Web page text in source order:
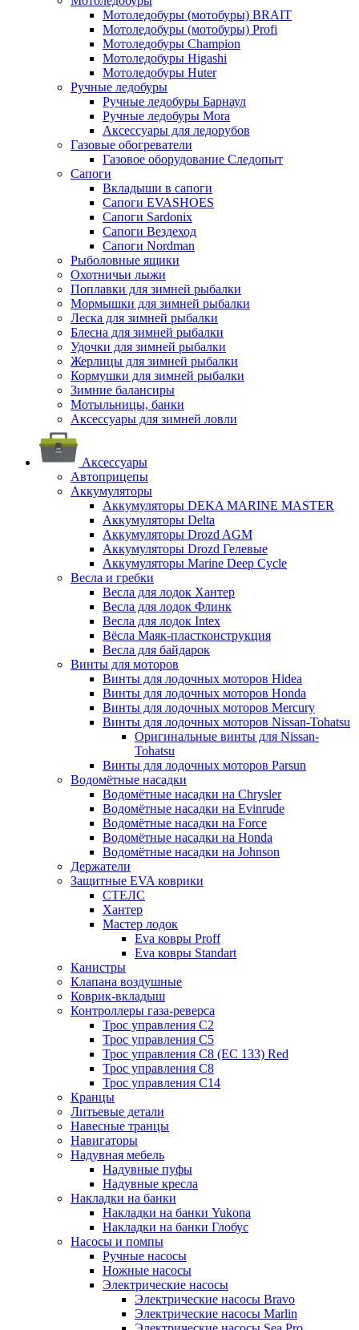
Мотоледобуры (мотобуры) BRAIT
Мотоледобуры (мотобуры) Profi
Мотоледобуры Champion
Мотоледобуры Higashi
Мотоледобуры Huter
Ручные ледобуры
Ручные ледобуры Барнаул
Ручные ледобуры Mora
Аксессуары для ледорубов
Газовые обогреватели
Газовое оборудование Следопыт
Сапоги
Вкладыши в сапоги
Сапоги EVASHOES
Сапоги Sardonix
Сапоги Вездеход
Сапоги Nordman
Рыболовные ящики
Охотничьи лыжи
Поплавки для зимней рыбалки
Мормышки для зимней рыбалки
Леска для зимней рыбалки
Блесна для зимней рыбалки
Удочки для зимней рыбалки
Жерлицы для зимней рыбалки
Кормушки для зимней рыбалки
Зимние балансиры
Мотыльницы, банки
Аксессуары для зимней ловли
Аксессуары
Автоприцепы
Аккумуляторы
Аккумуляторы DEKA MARINE MASTER
Аккумуляторы Delta
Аккумуляторы Drozd AGM
Аккумуляторы Drozd Гелевые
Аккумуляторы Marine Deep Cycle
Весла и гребки
Весла для лодок Хантер
Весла для лодок Флинк
Весла для лодок Intex
Вёсла Маяк-пластконструкция
Весла для байдарок
Винты для моторов
Винты для лодочных моторов Hidea
Винты для лодочных моторов Honda
Винты для лодочных моторов Mercury
Винты для лодочных моторов Nissan-Tohatsu
Оригинальные винты для Nissan-
Tohatsu
Винты для лодочных моторов Parsun
Водомётные насадки
Водомётные насадки на Chrysler
Водомётные насадки на Evinrude
Водомётные насадки на Force
Водомётные насадки на Honda
Водомётные насадки на Johnson
Держатели
Защитные EVA коврики
СТЕЛС
Хантер
Мастер лодок
Eva ковры Proff
Eva ковры Standart
Канистры
Клапана воздушные
Коврик-вкладыш
Контроллеры газа-реверса
Трос управления C2
Трос управления C5
Трос управления C8 (ЕС 133) Red
Трос управления C8
Трос управления C14
Кранцы
Литьевые детали
Навесные транцы
Навигаторы
Надувная мебель
Надувные пуфы
Надувные кресла
Накладки на банки
Накладки на банки Yukona
Накладки на банки Глобус
Насосы и помпы
Ручные насосы
Ножные насосы
Электрические насосы
Электрические насосы Bravo
Электрические насосы Marlin